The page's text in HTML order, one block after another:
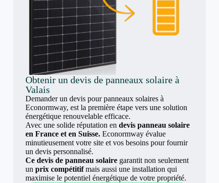
Obtenir un devis de panneaux solaire à
Valais
Demander un devis pour panneaux solaires à
Econormway, est la première étape vers une solution
énergétique renouvelable efficace.
Avec une solide réputation en devis panneau solaire
en France et en Suisse.Econormway évalue
minutieusement votre site et vos besoins pour fournir
un devis personnalisé.
Ce devis de panneau solairegarantit non seulement
un prix compétitifmais aussi une installation qui
maximise le potentiel énergétique de votre propriété.